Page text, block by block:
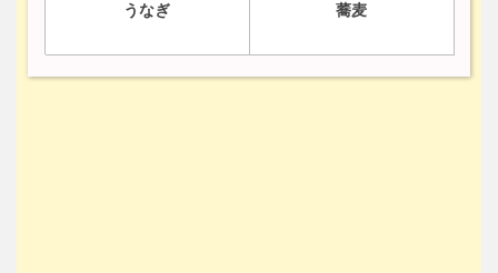
うなぎ 蕎麦